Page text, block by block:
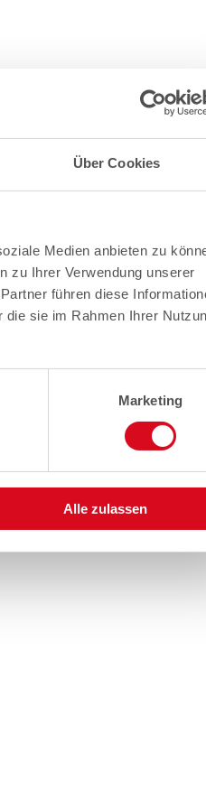
Über Cookies
Medien anbieten zu
zu Ihrer Verwendung unserer
führen diese
die sie im Rahmen Ihrer
Marketing
Alle zulassen